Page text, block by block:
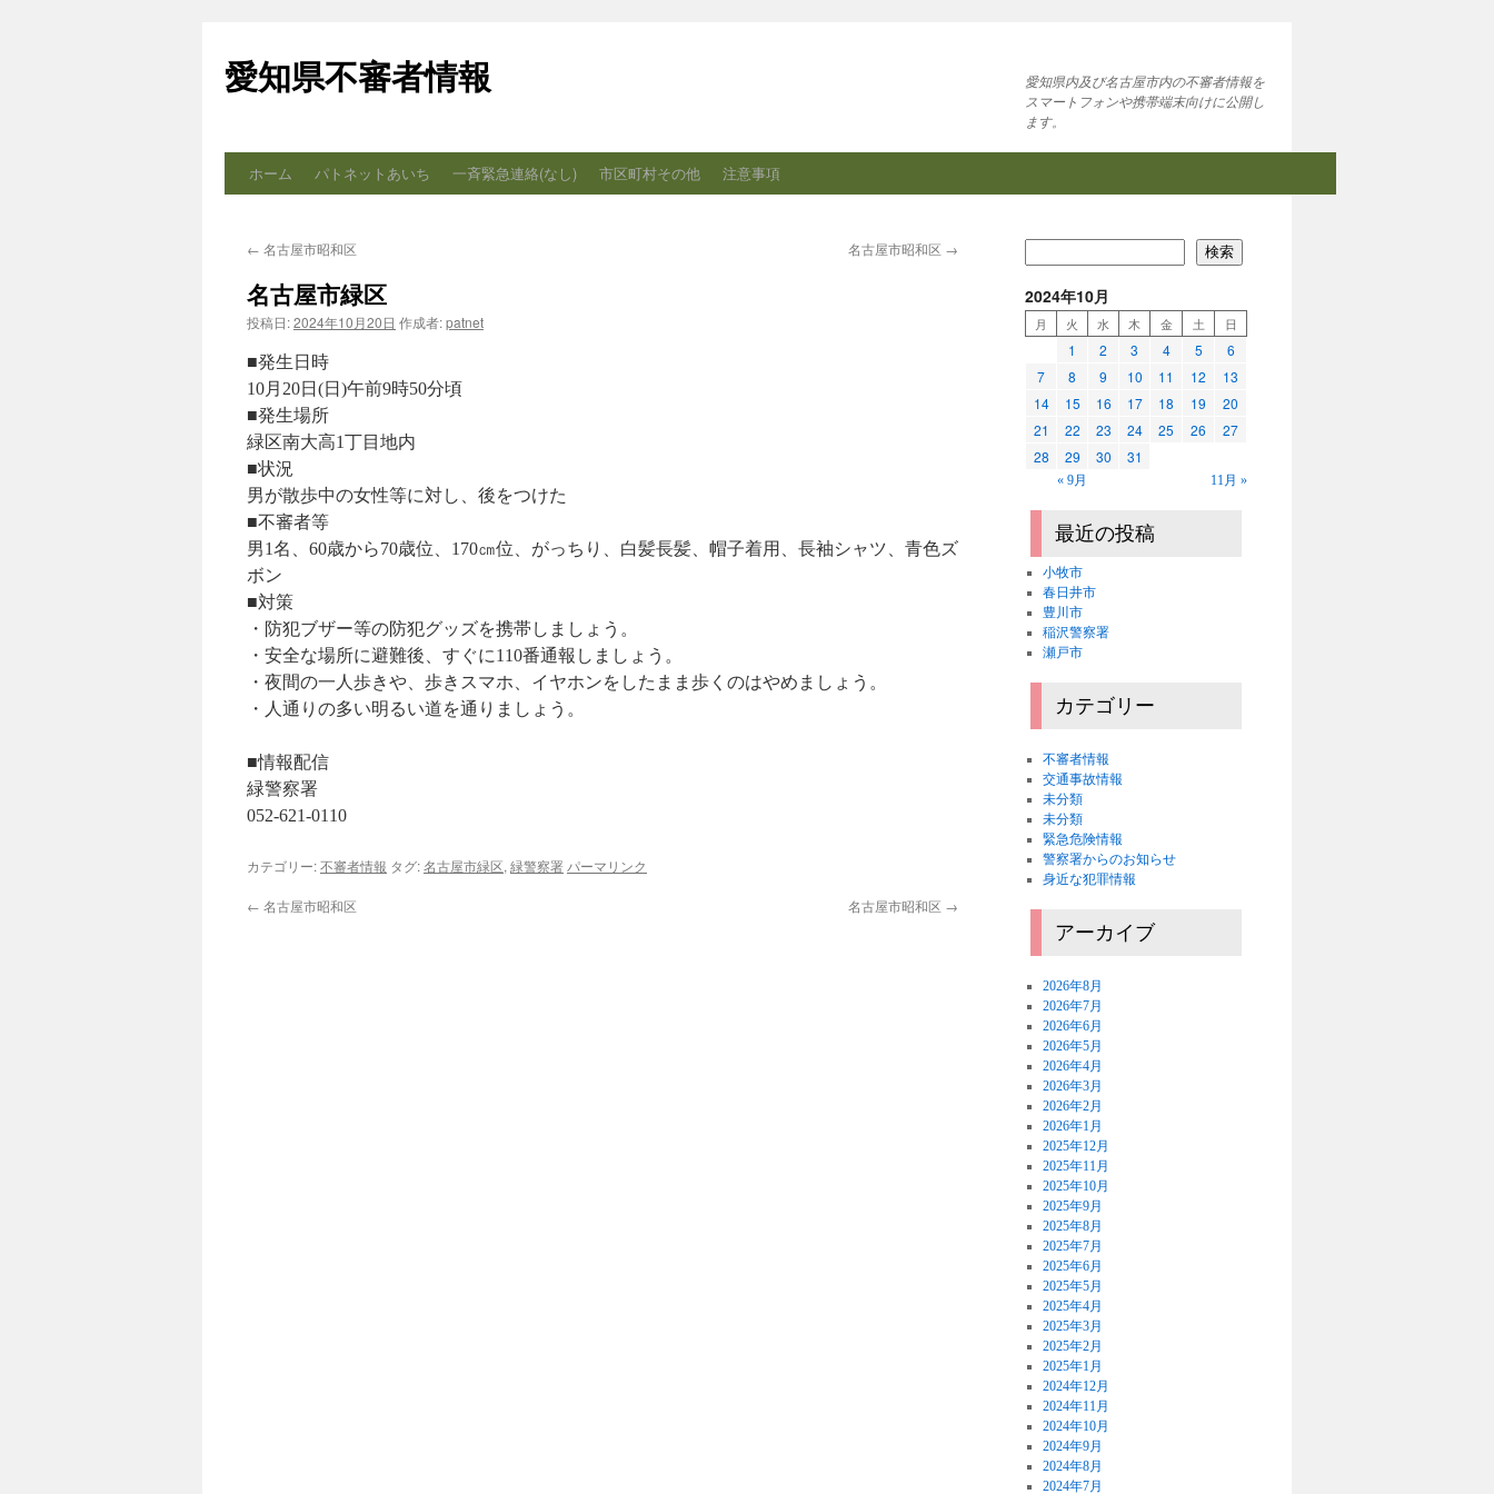
テ
ン
ス
ッ
愛知県不審者情報
愛知県内及び名古屋市内の不審者情報を
スマートフォンや携帯端末向けに公開し
ます。
ホーム パトネットあいち 一斉緊急連絡(なし) 市区町村その他 注意事項
← 名古屋市昭和区 名古屋市昭和区 →
名古屋市緑区
投稿日:2024年10月20日 作成者:patnet
■発生日時
10月20日(日)午前9時50分頃
■発生場所
緑区南大高1丁目地内
■状況
男が散歩中の女性等に対し、後をつけた
■不審者等
男1名、60歳から70歳位、170㎝位、がっちり、白髪長髪、帽子着用、長袖シャツ、青色ズ
ボン
■対策
・防犯ブザー等の防犯グッズを携帯しましょう。
・安全な場所に避難後、すぐに110番通報しましょう。
・夜間の一人歩きや、歩きスマホ、イヤホンをしたまま歩くのはやめましょう。
・人通りの多い明るい道を通りましょう。
■情報配信
緑警察署
052-621-0110
カテゴリー:不審者情報 タグ:名古屋市緑区, 緑警察署 パーマリンク
← 名古屋市昭和区 名古屋市昭和区 →
検索
2024年10月
月 火 水 木 金 土 日
1 2 3 4 5
6
7
8 9 10 11 12
13
14
15 16 17 18 19
20
21
22 23 24 25 26
27
28
29 30 31
« 9月 11月 »
最近の投稿
小牧市
春日井市
豊川市
稲沢警察署
瀬戸市
カテゴリー
不審者情報
交通事故情報
未分類
未分類
緊急危険情報
警察署からのお知らせ
身近な犯罪情報
アーカイブ
2026年8月
2026年7月
2026年6月
2026年5月
2026年4月
2026年3月
2026年2月
2026年1月
2025年12月
2025年11月
2025年10月
2025年9月
2025年8月
2025年7月
2025年6月
2025年5月
2025年4月
2025年3月
2025年2月
2025年1月
2024年12月
2024年11月
2024年10月
2024年9月
2024年8月
2024年7月